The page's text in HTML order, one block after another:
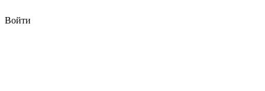
Войти